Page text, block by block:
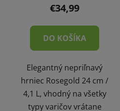
€34,99
DO KOŠÍKA
Elegantný nepriľnavý
hrniec Rosegold 24 cm /
4,1 L, vhodný na všetky
typy varičov vrátane